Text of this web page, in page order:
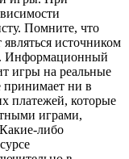
Помните, что
источником
Информационный
игры на реальные
принимает ни в
платежей, которые
играми,
либо